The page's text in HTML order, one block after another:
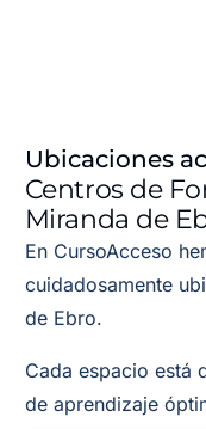
Ubicaciones
Centros de
Miranda de
En CursoAcceso
cuidadosamente
de Ebro.
Cada espacio está
de aprendizaje